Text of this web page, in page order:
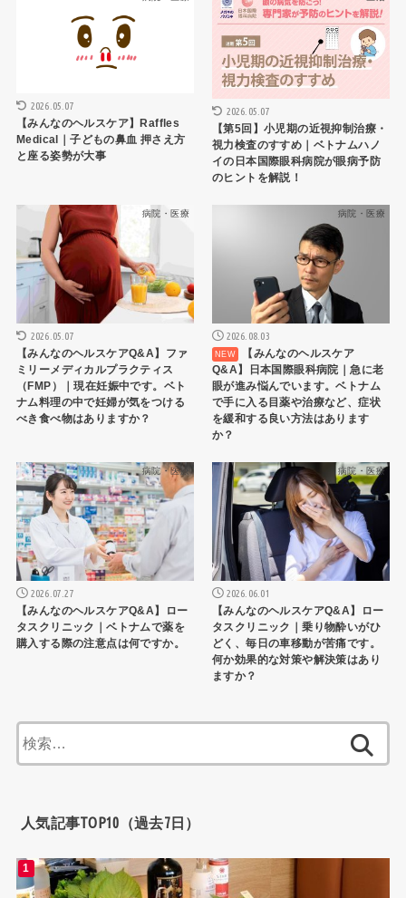
2026.05.07
【みんなのヘルスケア】Raffles
Medical｜子どもの鼻血 押さえ方
と座る姿勢が大事
2026.05.07
【第5回】小児期の近視抑制治療・
視力検査のすすめ｜ベトナムハノ
イの日本国際眼科病院が眼病予防
のヒントを解説！
病院・医療
2026.05.07
【みんなのヘルスケアQ&A】ファ
ミリーメディカルプラクティス
（FMP）｜現在妊娠中です。ベト
ナム料理の中で妊婦が気をつける
べき食べ物はありますか？
病院・医療
2026.08.03
【みんなのヘルスケア
Q&A】日本国際眼科病院｜急に老
眼が進み悩んでいます。ベトナム
で手に入る目薬や治療など、症状
を緩和する良い方法はあります
か？
病院・医療
2026.07.27
【みんなのヘルスケアQ&A】ロー
タスクリニック｜ベトナムで薬を
購入する際の注意点は何ですか。
病院・医療
2026.06.01
【みんなのヘルスケアQ&A】ロー
タスクリニック｜乗り物酔いがひ
どく、毎日の車移動が苦痛です。
何か効果的な対策や解決策はあり
ますか？
索:
人気記事TOP10（過去7日）